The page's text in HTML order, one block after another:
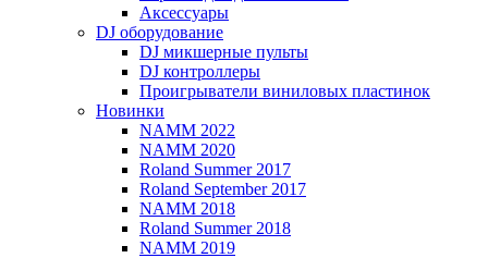
Аксессуары
DJ оборудование
DJ микшерные пульты
DJ контроллеры
Проигрыватели виниловых пластинок
Новинки
NAMM 2022
NAMM 2020
Roland Summer 2017
Roland September 2017
NAMM 2018
Roland Summer 2018
NAMM 2019